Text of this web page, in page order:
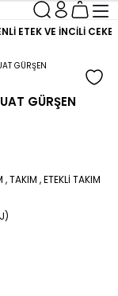
ETEK VE İNCİLİ
GÜRŞEN
,TAKIM ,ETEKLİ TAKIM